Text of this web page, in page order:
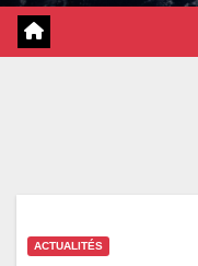
ACTUALITÉS